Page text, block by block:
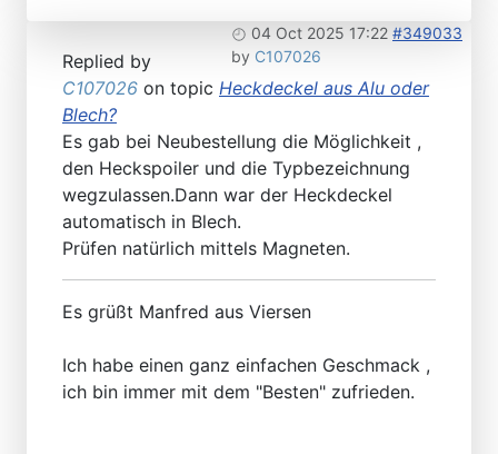
04 Oct 2025 17:22 #349033
by C107026
Replied by
C107026 on topic Heckdeckel aus Alu oder
Blech?
Es gab bei Neubestellung die Möglichkeit ,
den Heckspoiler und die Typbezeichnung
wegzulassen.Dann war der Heckdeckel
automatisch in Blech.
Prüfen natürlich mittels Magneten.
Es grüßt Manfred aus Viersen
Ich habe einen ganz einfachen Geschmack ,
ich bin immer mit dem "Besten" zufrieden.